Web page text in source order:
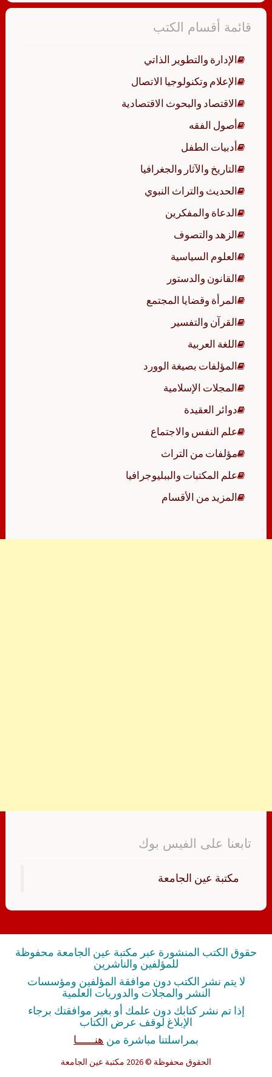
قائمة أقسام الكتب
الإدارة والتطوير الذاتي
الإعلام وتكنولوجيا الاتصال
الاقتصاد والبحوث الاقتصادية
أصول الفقه
أدبيات الطفل
التاريخ والآثار والجغرافيا
الحديث والتراث النبوي
الدعاة والمفكرين
الزهد والتصوف
العلوم السياسية
القانون والدستور
المرأة وقضايا المجتمع
القرآن والتفسير
اللغة العربية
المؤلفات بصيغة الوورد
المجلات الإسلامية
دوائر العقيدة
علم النفس والاجتماع
مؤلفات من التراث
علم المكتبات والببليوجرافيا
المزيد من الأقسام
تابعنا على الفيس بوك
‏مكتبة عين الجامعة‏
حقوق الكتب المنشورة عبر مكتبة عين الجامعة محفوظة
للمؤلفين والناشرين
لا يتم نشر الكتب دون موافقة المؤلفين ومؤسسات
النشر والمجلات والدوريات العلمية
إذا تم نشر كتابك دون علمك أو بغير موافقتك برجاء
الإبلاغ لوقف عرض الكتاب
بمراسلتنا مباشرة من هنــــــا
الحقوق محفوظة © 2026 مكتبة عين الجامعة